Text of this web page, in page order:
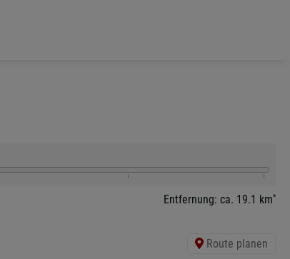
Entfernung: ca. 19.1 km*
Route planen